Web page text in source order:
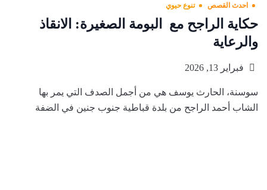
احدث القصص تنوع حيوي
حكاية الراجح مع البومة الصغيرة: الانقاذ
والرعاية
فبراير 13, 2026
سوسنة، الحارث يوسف هي من أجمل الصدف التي يمر بها
الشاب أحمد الراجح من بلدة قباطية جنوب جنين في الضفة